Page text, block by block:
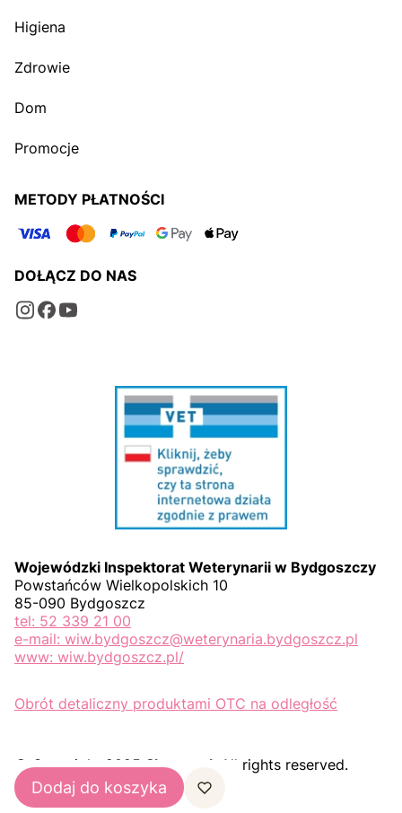
Higiena
Zdrowie
Dom
Promocje
METODY PŁATNOŚCI
DOŁĄCZ DO NAS
Wojewódzki Inspektorat Weterynarii w Bydgoszczy
Powstańców Wielkopolskich 10
85-090 Bydgoszcz
tel: 52 339 21 00
e-mail: wiw.bydgoszcz@weterynaria.bydgoszcz.pl
www: wiw.bydgoszcz.pl/
Obrót detaliczny produktami OTC na odległość
© Copyright 2025Shoper.pl . All rights reserved.
Dodaj do koszyka